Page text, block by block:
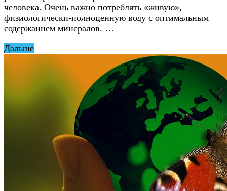
человека. Очень важно потреблять «живую»,
физиологически-полноценную воду с оптимальным
содержанием минералов. …
Дальше